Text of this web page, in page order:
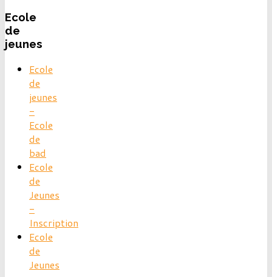
Ecole
de
jeunes
Ecole
de
jeunes
-
Ecole
de
bad
Ecole
de
Jeunes
-
Inscription
Ecole
de
Jeunes